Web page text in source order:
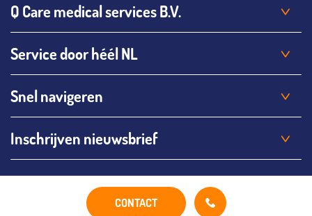
Q Care medical services B.V.
Service door héél NL
Snel navigeren
Inschrijven nieuwsbrief
CONTACT